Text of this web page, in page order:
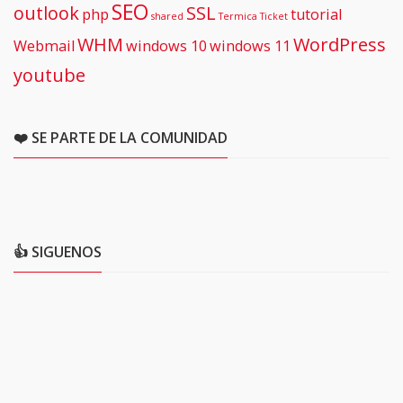
outlookphp SEO shared SSL Termica Ticket tutorial
WebmailWHM windows 10windows 11 WordPress
youtube
❤️ SE PARTE DE LA COMUNIDAD
👍 SIGUENOS